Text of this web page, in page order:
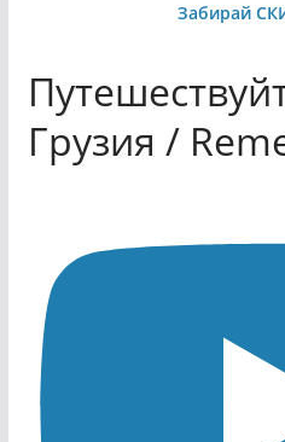
Забирай
Грузия /